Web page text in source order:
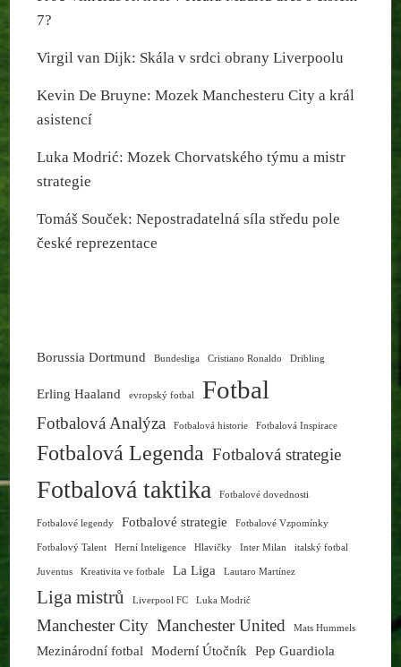
7?
Virgil van Dijk: Skála v srdci obrany Liverpoolu
Kevin De Bruyne: Mozek Manchesteru City a král
asistencí
Luka Modrić: Mozek Chorvatského týmu a mistr
strategie
Tomáš Souček: Nepostradatelná síla středu pole
české reprezentace
Borussia Dortmund Bundesliga Cristiano Ronaldo Dribling
Erling Haaland evropský fotbal Fotbal
Fotbalová Analýza Fotbalová historie Fotbalová Inspirace
Fotbalová Legenda Fotbalová strategie
Fotbalová taktika Fotbalové dovednosti
Fotbalové legendy Fotbalové strategie Fotbalové Vzpomínky
Fotbalový Talent Herní Inteligence Hlavičky Inter Milan italský fotbal
Juventus Kreativita ve fotbale La Liga Lautaro Martínez
Liga mistrů Liverpool FC Luka Modrić
Manchester City Manchester United Mats Hummels
Mezinárodní fotbal Moderní Útočník Pep Guardiola